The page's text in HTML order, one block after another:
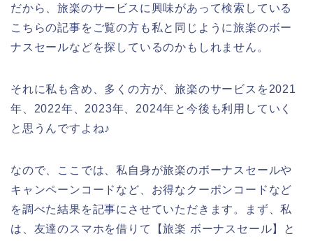
だから、旅楽のサービスに興味があって検索している
こちらの記事をご覧の方も私と同じように旅楽のボー
ナスセールなどを探しているのかもしれません。
それに私も含め、多くの方が、旅楽のサービスを2021
年、2022年、2023年、2024年と今後も利用していく
と思うんですよね♪
なので、ここでは、私自身が旅楽のボーナスセールや
キャンペーンコードなど、お得なクーポンコードなど
を調べた結果を記事にさせていただきます。まず、私
は、友達のスマホを借りて【旅楽 ボーナスセール】と